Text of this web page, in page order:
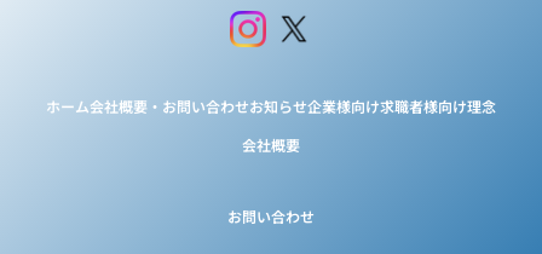
ホーム会社概要・お問い合わせお知らせ企業様向け求職者様向け理念
会社概要
お問い合わせ